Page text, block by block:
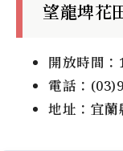
望龍埤花
開放時間：
電話：
地址：宜蘭